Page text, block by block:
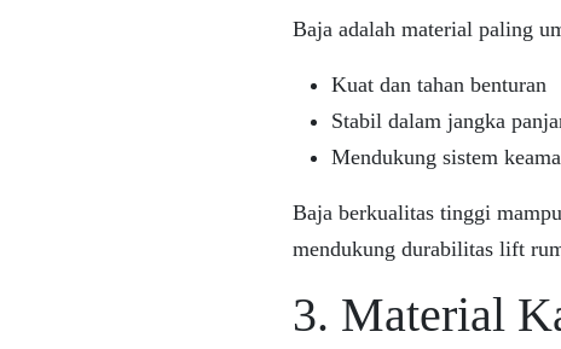
Baja adalah material paling
Kuat dan tahan benturan
Stabil dalam jangka
Mendukung sistem
Baja berkualitas tinggi
mendukung durabilitas lift
3. Material